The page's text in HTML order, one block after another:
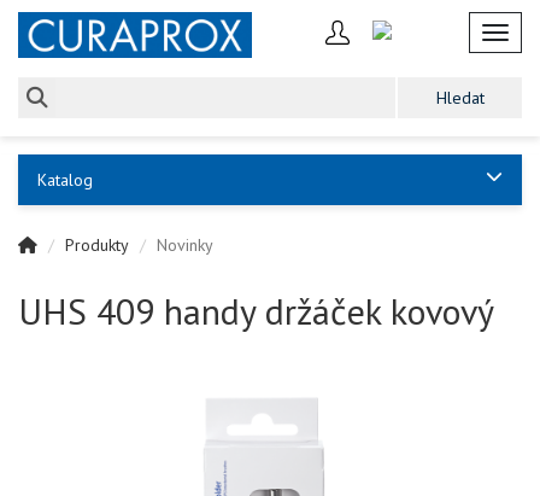
Katalog
Produkty Novinky
UHS 409 handy držáček kovový